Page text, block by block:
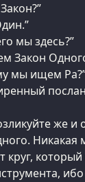
мы здесь?”
Закон
мы ищем
же и
Никакая
круг,